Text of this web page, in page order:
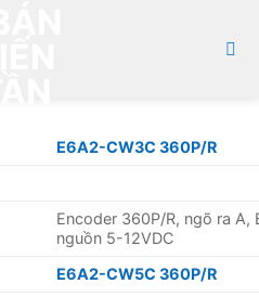
E6A2-CW3C 360P/R
Encoder 360P/R, ngõ ra A,
nguồn 5-12VDC
E6A2-CW5C 360P/R